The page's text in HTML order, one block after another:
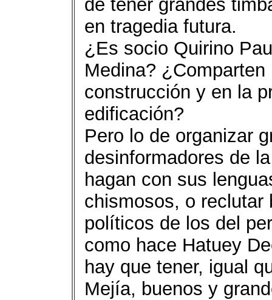
de tener grandes
en tragedia futura.
¿Es socio Quirino
Medina?
construcción y en la
edificación?
Pero lo de organizar
desinformadores de
hagan con sus
chismosos, o reclutar
políticos de los del
como hace Hatuey
hay que tener, igual
Mejía, buenos y